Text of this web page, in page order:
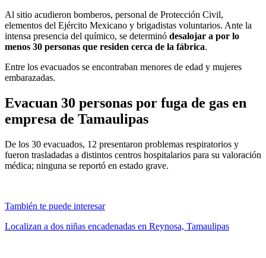
Al sitio acudieron bomberos, personal de Protección Civil,
elementos del Ejército Mexicano y brigadistas voluntarios. Ante la
intensa presencia del químico, se determinó desalojar a por lo
menos 30 personas que residen cerca de la fábrica.
Entre los evacuados se encontraban menores de edad y mujeres
embarazadas.
Evacuan 30 personas por fuga de gas en
empresa de Tamaulipas
De los 30 evacuados, 12 presentaron problemas respiratorios y
fueron trasladadas a distintos centros hospitalarios para su valoración
médica; ninguna se reportó en estado grave.
También te puede interesar
Localizan a dos niñas encadenadas en Reynosa, Tamaulipas